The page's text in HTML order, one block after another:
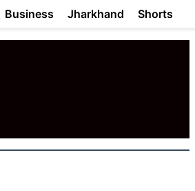
Business Jharkhand Shorts